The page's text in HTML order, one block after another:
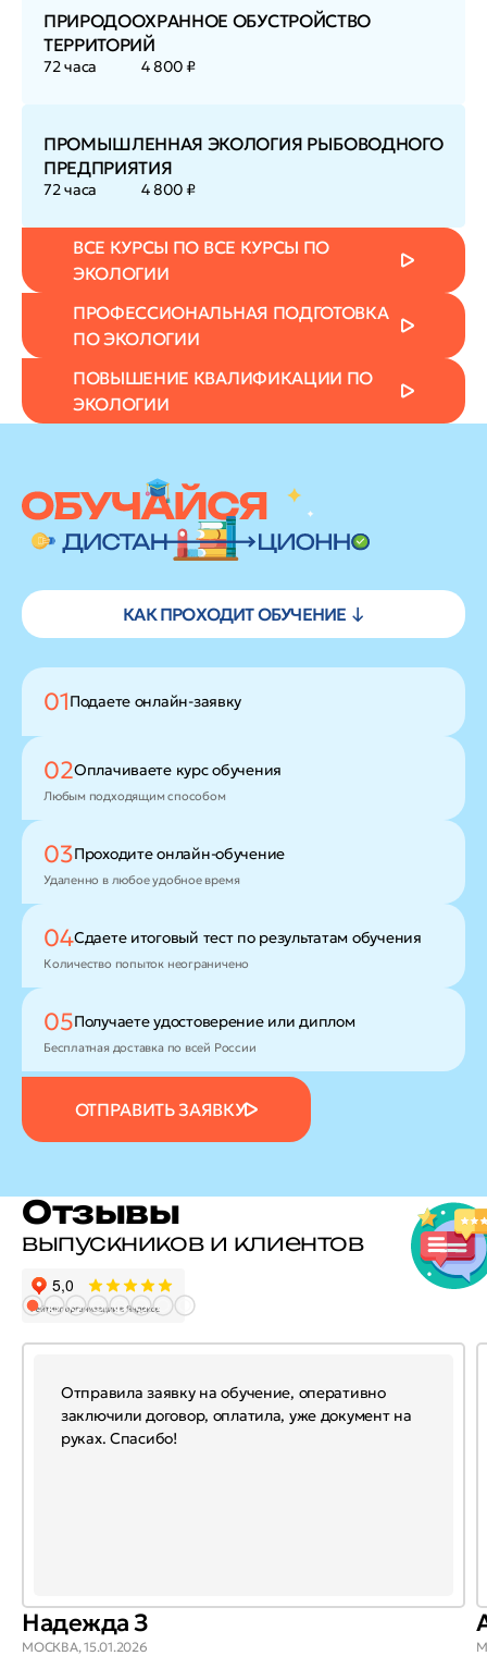
ПРИРОДООХРАННОЕ ОБУСТРОЙСТВО
ТЕРРИТОРИЙ
72 часа 4 800 ₽
ПРОМЫШЛЕННАЯ ЭКОЛОГИЯ РЫБОВОДНОГО
ПРЕДПРИЯТИЯ
72 часа 4 800 ₽
ВСЕ КУРСЫ ПО ВСЕ КУРСЫ ПО
ЭКОЛОГИИ
ПРОФЕССИОНАЛЬНАЯ ПОДГОТОВКА
ПО ЭКОЛОГИИ
ПОВЫШЕНИЕ КВАЛИФИКАЦИИ ПО
ЭКОЛОГИИ
КАК ПРОХОДИТ ОБУЧЕНИЕ ↓
01Подаете онлайн-заявку
ОТПРАВИТЬ ЗАЯВКУ
02Оплачиваете курс обучения
Любым подходящим способом
03Проходитеонлайн-обучение
Удаленно в любое удобное время
04Сдаете итоговый тест по результатам обучения
Количество попыток неограничено
05Получаете удостоверение или диплом
Бесплатная доставка по всей России
Отзывы
выпускников и клиентов
Отправила заявку на обучение, оперативно
заключили договор, оплатила, уже документ на
руках. Спасибо!
Надежда З
МОСКВА,15.01.2026